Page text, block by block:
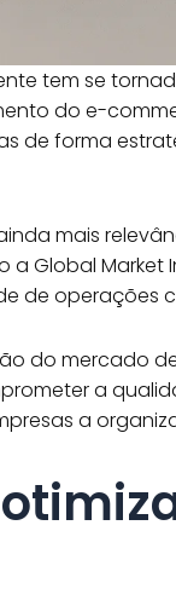
tem se
do e-
de forma
mais
a Global Market
de operações
do mercado
a
a